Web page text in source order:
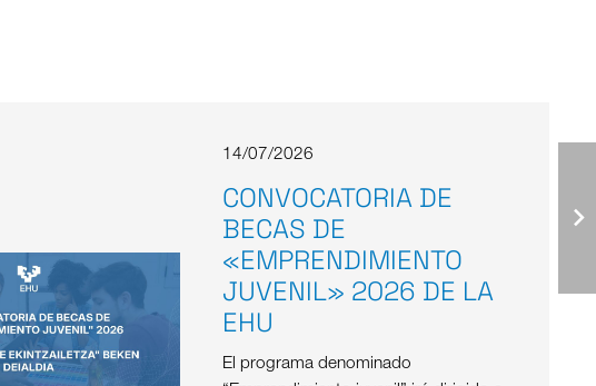
14/07/2026
CONVOCATORIA DE
BECAS DE
«EMPRENDIMIENTO
JUVENIL» 2026 DE LA
EHU
El programa denominado